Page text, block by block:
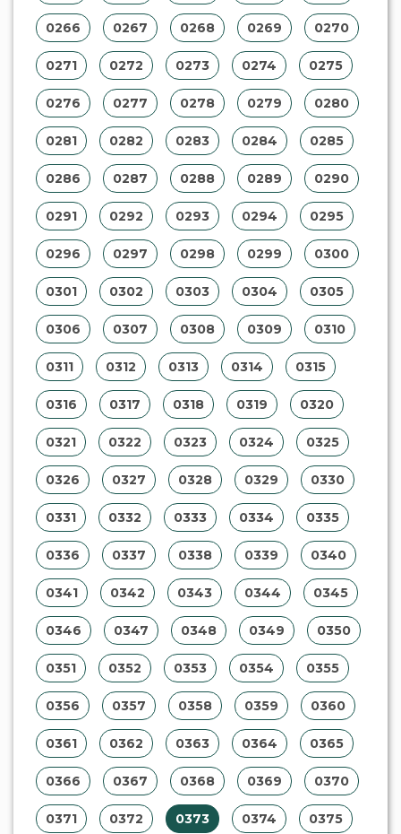
0266 0267 0268 0269 0270
0271 0272 0273 0274 0275
0276 0277 0278 0279 0280
0281 0282 0283 0284 0285
0286 0287 0288 0289 0290
0291 0292 0293 0294 0295
0296 0297 0298 0299 0300
0301 0302 0303 0304 0305
0306 0307 0308 0309 0310
0311 0312 0313 0314 0315
0316 0317 0318 0319 0320
0321 0322 0323 0324 0325
0326 0327 0328 0329 0330
0331 0332 0333 0334 0335
0336 0337 0338 0339 0340
0341 0342 0343 0344 0345
0346 0347 0348 0349 0350
0351 0352 0353 0354 0355
0356 0357 0358 0359 0360
0361 0362 0363 0364 0365
0366 0367 0368 0369 0370
0371 0372 0373 0374 0375